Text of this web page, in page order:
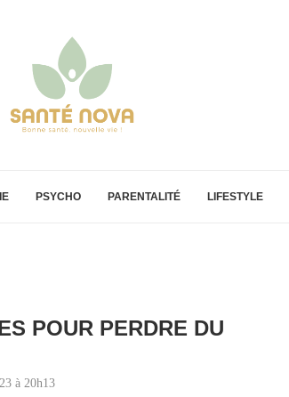
PSYCHO PARENTALITÉ LIFESTYLE
POUR PERDRE DU
à 20h13